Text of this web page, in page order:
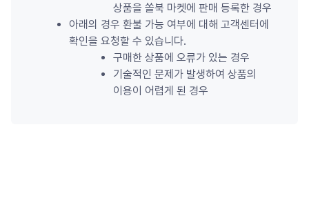
상품을 쏠북 마켓에 판매 등록한 경우
아래의 경우 환불 가능 여부에 대해 고객센터에
확인을 요청할 수 있습니다.
구매한 상품에 오류가 있는 경우
기술적인 문제가 발생하여 상품의
이용이 어렵게 된 경우